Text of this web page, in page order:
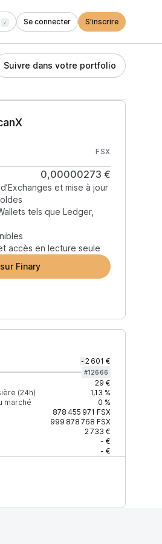
/ Se connecter S'inscrire
Suivre dans votre portfolio
FSX
0,00000273 €
et mise à jour
tels que Ledger,
accès en lecture seule
Finary
- 2 601 €
#12666
29 €
(24h)
1,13 %
marché
0 %
878 455 971 FSX
999 878 768 FSX
2 733 €
- €
- €
Confiance Mis à jour